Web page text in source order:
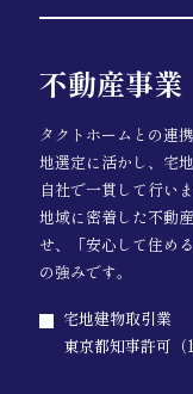
不動産事業
タクトホームとの連
地選定に活かし、宅
自社で一貫して行いま
地域に密着した不動
せ、「安心して住め
の強みです。
宅地建物取引業
東京都知事許可